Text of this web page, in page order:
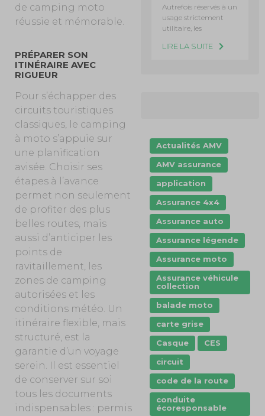
de camping moto
réussie et mémorable.
PRÉPARER SON
ITINÉRAIRE AVEC
RIGUEUR
Pour s’échapper des
circuits touristiques
classiques, le camping
à moto s’appuie sur
une planification
avisée. Choisir ses
étapes à l’avance
permet non seulement
de profiter des plus
belles routes, mais
aussi d’anticiper les
points de
ravitaillement, les
zones de camping
autorisées et les
conditions météo. Un
itinéraire flexible, mais
structuré, est la
garantie d’un voyage
serein. Il est essentiel
de conserver sur soi
tous les documents
indispensables : permis
Autrefois réservés à un
usage strictement
utilitaire, les
LIRE LA SUITE
Actualités AMV
AMV assurance
application
Assurance 4x4
Assurance auto
Assurance légende
Assurance moto
Assurance véhicule
collection
balade moto
carte grise
Casque
CES
circuit
code de la route
conduite
écoresponsable